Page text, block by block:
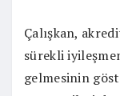
Çalışkan,
sürekli
gelmesinin